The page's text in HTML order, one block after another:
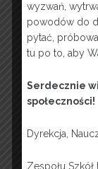
wyzwań,
powodów do
pytać,
tu po to, aby
Serdecznie
społeczności!
Dyrekcja,
Zespołu